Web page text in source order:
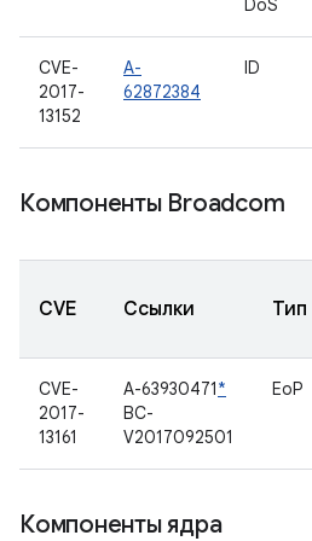
DoS
CVE-
2017-
13152
A-
62872384
ID
Компоненты Broadcom
CVE Ссылки Тип
CVE-
2017-
13161
A-63930471*
BC-
V2017092501
EoP
Компоненты ядра